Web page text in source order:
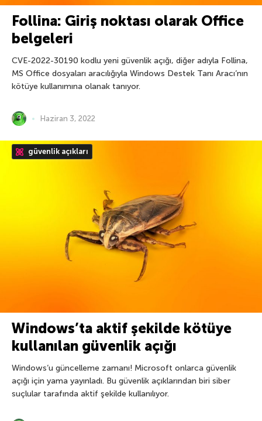
Follina: Giriş noktası olarak Office
belgeleri
CVE-2022-30190 kodlu yeni güvenlik açığı, diğer adıyla Follina,
MS Office dosyaları aracılığıyla Windows Destek Tanı Aracı’nın
kötüye kullanımına olanak tanıyor.
Haziran 3, 2022
güvenlik açıkları
Windows’ta aktif şekilde kötüye
kullanılan güvenlik açığı
Windows’u güncelleme zamanı! Microsoft onlarca güvenlik
açığı için yama yayınladı. Bu güvenlik açıklarından biri siber
suçlular tarafında aktif şekilde kullanılıyor.